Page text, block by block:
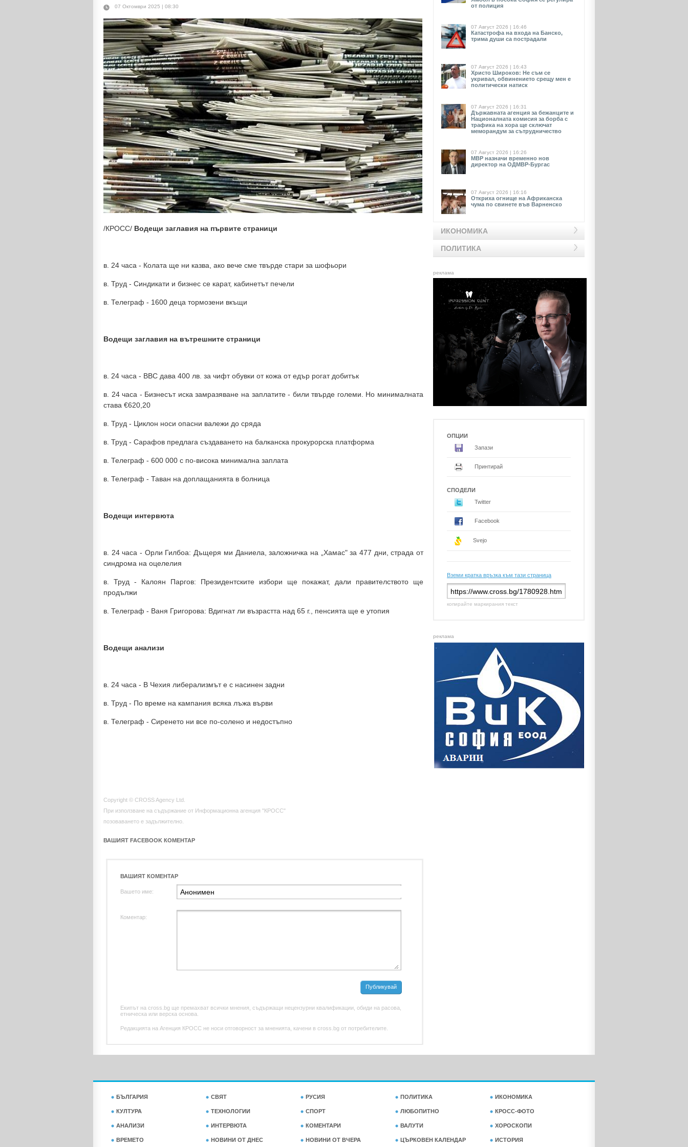
07 Октомври 2025 | 08:30
/КРОСС/ Водещи заглавия на първите страници
в. 24 часа - Колата ще ни казва, ако вече сме твърде стари за шофьори
в. Труд - Синдикати и бизнес се карат, кабинетът печели
в. Телеграф - 1600 деца тормозени вкъщи
Водещи заглавия на вътрешните страници
в. 24 часа - ВВС дава 400 лв. за чифт обувки от кожа от едър рогат добитък
в. 24 часа - Бизнесът иска замразяване на заплатите - били твърде големи. Но минималната
става €620,20
в. Труд - Циклон носи опасни валежи до сряда
в. Труд - Сарафов предлага създаването на балканска прокурорска платформа
в. Телеграф - 600 000 с по-висока минимална заплата
в. Телеграф - Таван на доплащанията в болница
Водещи интервюта
в. 24 часа - Орли Гилбоа: Дъщеря ми Даниела, заложничка на „Хамас" за 477 дни, страда от
синдрома на оцелелия
в. Труд - Калоян Паргов: Президентските избори ще покажат, дали правителството ще
продължи
в. Телеграф - Ваня Григорова: Вдигнат ли възрастта над 65 г., пенсията ще е утопия
Водещи анализи
в. 24 часа - В Чехия либерализмът е с насинен задни
в. Труд - По време на кампания всяка лъжа върви
в. Телеграф - Сиренето ни все по-солено и недостъпно
Copyright © CROSS Agency Ltd.
При използване на съдържание от Информационна агенция "КРОСС"
позоваването е задължително.
ВАШИЯТ FACEBOOK КОМЕНТАР
ВАШИЯТ КОМЕНТАР
Вашето име:
Коментар:
Публикувай
Екипът на cross.bg ще премахват всички мнения, съдържащи нецензурни квалификации, обиди на расова,
етническа или верска основа.
Редакцията на Агенция КРОСС не носи отговорност за мненията, качени в cross.bg от потребителите.
от полиция
07 Август 2026 | 16:46
Катастрофа на входа на Банско,
трима души са пострадали
07 Август 2026 | 16:43
Христо Широков: Не съм се
укривал, обвинението срещу мен е
политически натиск
07 Август 2026 | 16:31
Държавната агенция за бежанците и
Националната комисия за борба с
трафика на хора ще сключат
меморандум за сътрудничество
07 Август 2026 | 16:26
МВР назначи временно нов
директор на ОДМВР-Бургас
07 Август 2026 | 16:16
Откриха огнище на Африканска
чума по свинете във Варненско
ИКОНОМИКА
ПОЛИТИКА
реклама
ОПЦИИ
Запази
Принтирай
СПОДЕЛИ
Twitter
Facebook
Svejo
Вземи кратка връзка към тази страница
копирайте маркирания текст
реклама
БЪЛГАРИЯ СВЯТ РУСИЯ ПОЛИТИКА ИКОНОМИКА
КУЛТУРА ТЕХНОЛОГИИ СПОРТ ЛЮБОПИТНО КРОСС-ФОТО
АНАЛИЗИ ИНТЕРВЮТА КОМЕНТАРИ ВАЛУТИ ХОРОСКОПИ
ВРЕМЕТО НОВИНИ ОТ ДНЕС НОВИНИ ОТ ВЧЕРА ЦЪРКОВЕН КАЛЕНДАР ИСТОРИЯ